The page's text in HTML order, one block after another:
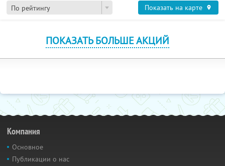
По рейтингу Показать на карте
ПОКАЗАТЬ БОЛЬШЕ АКЦИЙ
Компания
Основное
Публикации о нас